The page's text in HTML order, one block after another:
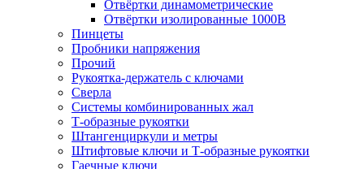
Отвёртки динамометрические
Отвёртки изолированные 1000В
Пинцеты
Пробники напряжения
Прочий
Рукоятка-держатель с ключами
Сверла
Системы комбинированных жал
Т-образные рукоятки
Штангенциркули и метры
Штифтовые ключи и Т-образные рукоятки
Гаечные ключи